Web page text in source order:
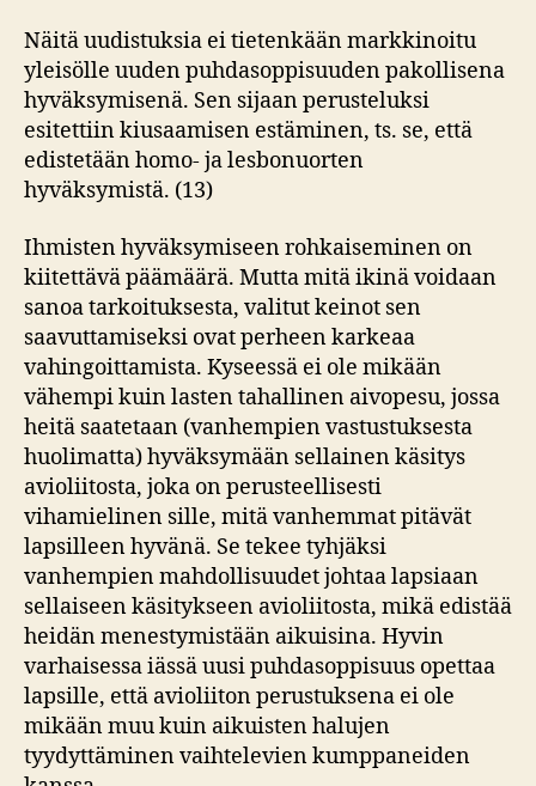
Näitä uudistuksia ei tietenkään markkinoitu
yleisölle uuden puhdasoppisuuden pakollisena
hyväksymisenä. Sen sijaan perusteluksi
esitettiin kiusaamisen estäminen, ts. se, että
edistetään homo- ja lesbonuorten
hyväksymistä. (13)
Ihmisten hyväksymiseen rohkaiseminen on
kiitettävä päämäärä. Mutta mitä ikinä voidaan
sanoa tarkoituksesta, valitut keinot sen
saavuttamiseksi ovat perheen karkeaa
vahingoittamista. Kyseessä ei ole mikään
vähempi kuin lasten tahallinen aivopesu, jossa
heitä saatetaan (vanhempien vastustuksesta
huolimatta) hyväksymään sellainen käsitys
avioliitosta, joka on perusteellisesti
vihamielinen sille, mitä vanhemmat pitävät
lapsilleen hyvänä. Se tekee tyhjäksi
vanhempien mahdollisuudet johtaa lapsiaan
sellaiseen käsitykseen avioliitosta, mikä edistää
heidän menestymistään aikuisina. Hyvin
varhaisessa iässä uusi puhdasoppisuus opettaa
lapsille, että avioliiton perustuksena ei ole
mikään muu kuin aikuisten halujen
tyydyttäminen vaihtelevien kumppaneiden